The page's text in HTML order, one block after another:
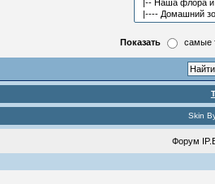
Показать самые
Skin
Форум